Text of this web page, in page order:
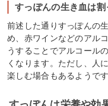
すっぽんの生き血は
前述した通りすっぽんの
め、赤ワインなどのアル
うすることでアルコール
くなります。ただし、人
楽しむ場合もあるようです